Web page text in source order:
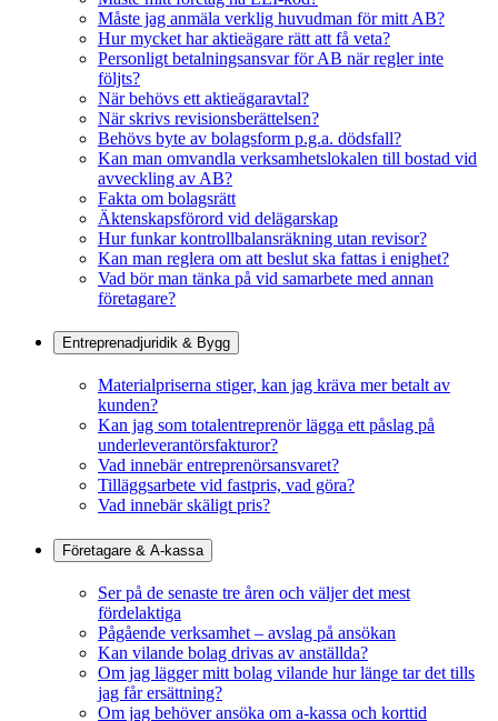
Måste jag anmäla verklig huvudman för mitt AB?
Hur mycket har aktieägare rätt att få veta?
Personligt betalningsansvar för AB när regler inte
följts?
När behövs ett aktieägaravtal?
När skrivs revisionsberättelsen?
Behövs byte av bolagsform p.g.a. dödsfall?
Kan man omvandla verksamhetslokalen till bostad vid
avveckling av AB?
Fakta om bolagsrätt
Äktenskapsförord vid delägarskap
Hur funkar kontrollbalansräkning utan revisor?
Kan man reglera om att beslut ska fattas i enighet?
Vad bör man tänka på vid samarbete med annan
företagare?
Entreprenadjuridik & Bygg
Materialpriserna stiger, kan jag kräva mer betalt av
kunden?
Kan jag som totalentreprenör lägga ett påslag på
underleverantörsfakturor?
Vad innebär entreprenörsansvaret?
Tilläggsarbete vid fastpris, vad göra?
Vad innebär skäligt pris?
Företagare & A-kassa
Ser på de senaste tre åren och väljer det mest
fördelaktiga
Pågående verksamhet – avslag på ansökan
Kan vilande bolag drivas av anställda?
Om jag lägger mitt bolag vilande hur länge tar det tills
jag får ersättning?
Om jag behöver ansöka om a-kassa och korttid